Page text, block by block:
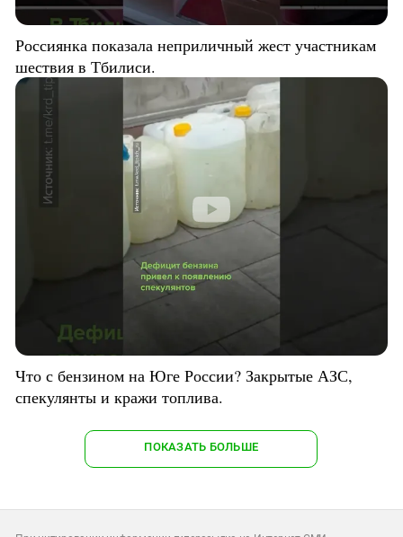
Россиянка показала неприличный жест участникам
шествия в Тбилиси.
Что с бензином на Юге России? Закрытые АЗС,
спекулянты и кражи топлива.
ПОКАЗАТЬ БОЛЬШЕ